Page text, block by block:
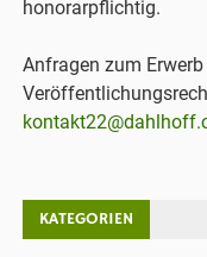
honorarpflichtig.
Anfragen zum
KATEGORIEN